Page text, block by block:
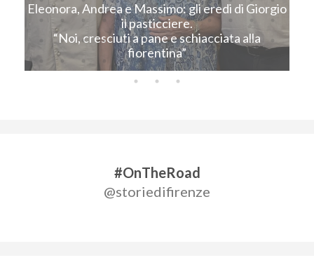
Eleonora, Andrea e Massimo: gli eredi di Giorgio
il pasticciere.
“Noi, cresciuti a pane e schiacciata alla
fiorentina”
#OnTheRoad
@storiedifirenze